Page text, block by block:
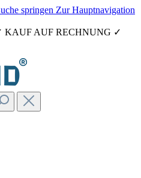
springen Zur Hauptnavigation
KAUF AUF RECHNUNG ✓